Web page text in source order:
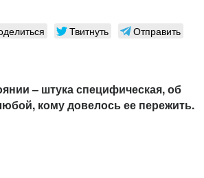
Твитнуть Отправить
– штука специфическая, об
кому довелось ее пережить.